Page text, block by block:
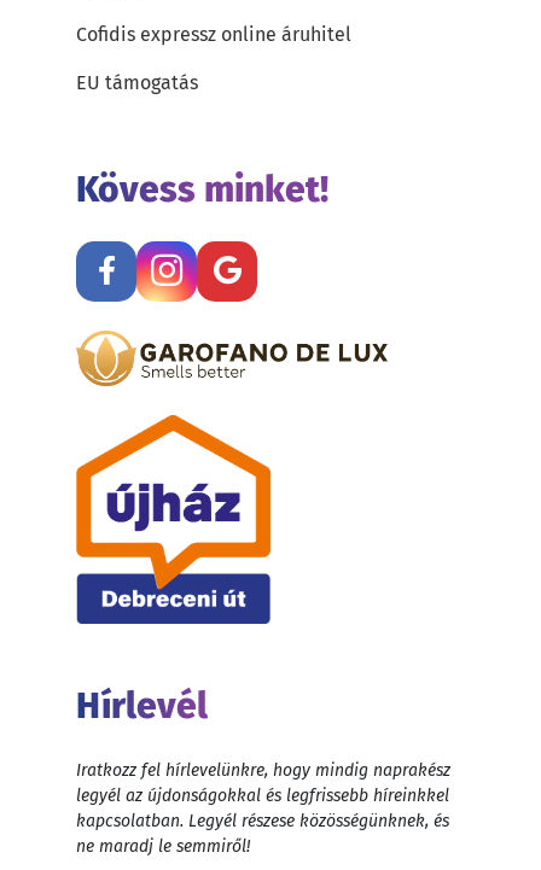
Cofidis expressz online áruhitel
EU támogatás
Kövess minket!
Hírlevél
Iratkozz fel hírlevelünkre, hogy mindig naprakész
legyél az újdonságokkal és legfrissebb híreinkkel
kapcsolatban. Legyél részese közösségünknek, és
ne maradj le semmiről!